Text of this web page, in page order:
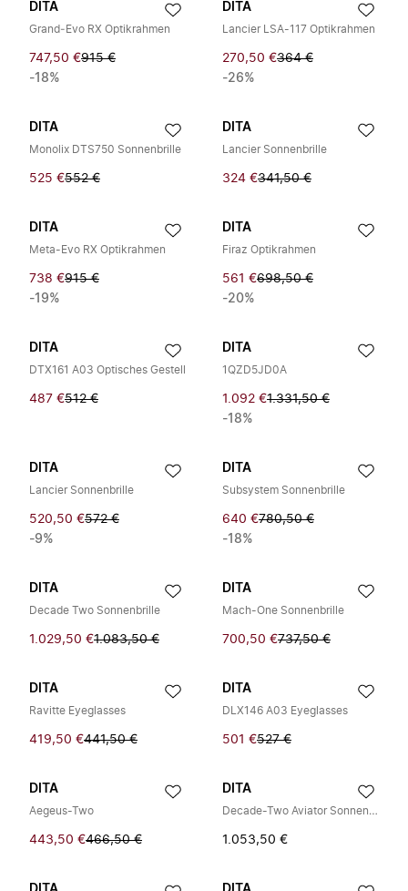
DITA
Grand‑Evo RX Optikrahmen
747,50 €915 €
-18%
DITA
Lancier LSA-117 Optikrahmen
270,50 €364 €
-26%
DITA
Monolix DTS750 Sonnenbrille
525 €552 €
DITA
Lancier Sonnenbrille
324 €341,50 €
DITA
Meta-Evo RX Optikrahmen
738 €915 €
-19%
DITA
Firaz Optikrahmen
561 €698,50 €
-20%
DITA
DTX161 A03 Optisches Gestell
487 €512 €
DITA
1QZD5JD0A
1.092 €1.331,50 €
-18%
DITA
Lancier Sonnenbrille
520,50 €572 €
-9%
DITA
Subsystem Sonnenbrille
640 €780,50 €
-18%
DITA
Decade Two Sonnenbrille
1.029,50 €1.083,50 €
DITA
Mach-One Sonnenbrille
700,50 €737,50 €
DITA
Ravitte Eyeglasses
419,50 €441,50 €
DITA
DLX146 A03 Eyeglasses
501 €527 €
DITA
Aegeus-Two
443,50 €466,50 €
DITA
Decade-Two Aviator Sonnenbrille
1.053,50 €